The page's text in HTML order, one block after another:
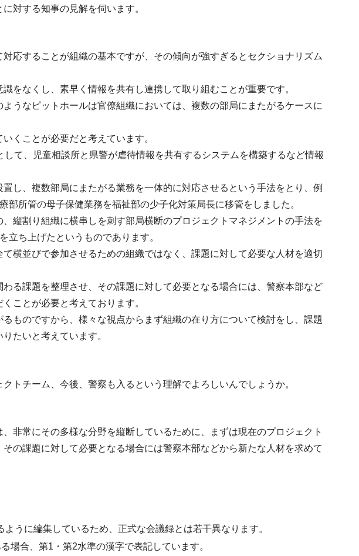
対する知事の見解を伺います。
応することが組織の基本ですが、その傾向が強すぎるとセクショナリズム
をなくし、素早く情報を共有し連携して取り組むことが重要です。
うなピットホールは官僚組織においては、複数の部局にまたがるケースに
くことが必要だと考えています。
て、児童相談所と県警が虐待情報を共有するシステムを構築するなど情報
し、複数部局にまたがる業務を一体的に対応させるという手法をとり、例
所管の母子保健業務を福祉部の少子化対策局長に移管をしました。
縦割り組織に横串しを刺す部局横断のプロジェクトマネジメントの手法を
立ち上げたというものであります。
横並びで参加させるための組織ではなく、課題に対して必要な人材を適切
る課題を整理させ、その課題に対して必要となる場合には、警察本部など
ことが必要と考えております。
ものですから、様々な視点からまず組織の在り方について検討をし、課題
たいと考えています。
トチーム、今後、警察も入るという理解でよろしいんでしょうか。
非常にその多様な分野を縦断しているために、まずは現在のプロジェクト
の課題に対して必要となる場合には警察本部などから新たな人材を求めて
うに編集しているため、正式な会議録とは若干異なります。
場合、第1・第2水準の漢字で表記しています。